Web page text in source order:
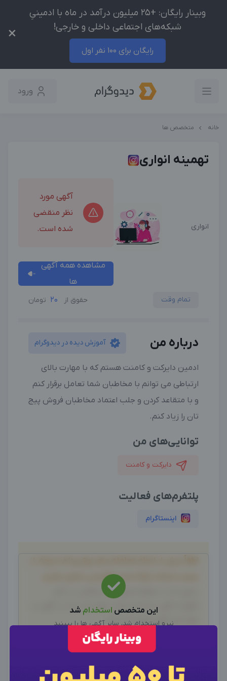
وبینار رایگان: +25 میلیون درآمد در ماه با ادمینیِ
شبکه‌های اجتماعی داخلی و خارجی!
رایگان برای 100 نفر اول
×
ورود
خانه متخصص ها
تهمینه انواری
انواری
آگهی مورد
نظر منقضی
شده است.
مشاهده همه آگهی
ها
تمام وقت حقوق از 20 تومان
درباره من آموزش دیده در دیدوگرام
ادمین دایرکت و کامنت هستم که با مهارت بالای
ارتباطی می توانم با مخاطبان شما تعامل برقرار کنم
و با متقاعد کردن و جلب اعتماد مخاطبان فروش پیج
تان را زیاد کنم.
توانایی‌های من
دایرکت و کامنت
پلتفرم‌های فعالیت
اینستاگرام
صحت خدمات ارائه شده، اطمینان حاصل نمایید.
بدیهی است دیدوگرام هیچ نوع مسئولیتی در قبال
اظهارات آگهی نداشته و صحت موارد ذکر شده در آگهی، بر
عهده فرد آگهی دهنده می باشد.
این متخصص استخدام شد
نیرو استخدام شد، سایر آگهی ها را ببینید
سایر متخصصین
تجربه همکاری خود با این ادمین "تهمینه
اطلاعات تماس
ورود به حساب کاربری